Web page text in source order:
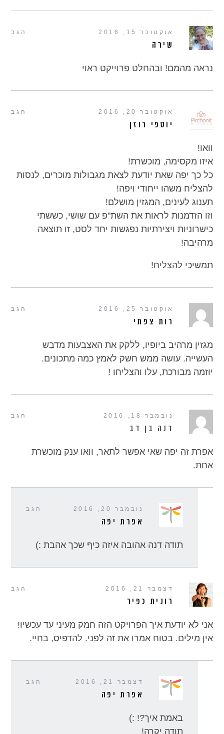
הגב אוקטובר 15, 2016
שירה
נראה מהמם! ובהחלט פרוייקט ראוי
הגב אוקטובר 20, 2016
יוספי רוזן
וואו!
איזו מקסימה, מוכשרת!
כל כך יפה שאת יודעת לצאת מגבולות מוכרים, לנסות
להצליח משהו ייחודי ויפה!
תענוג לעינים, המגזין מושלם!
וזו הזדמנות לראות את השת"פ עם שושי, כששתי
כישרוניות ויצירתיות נפגשות יחד לסט, זו תוצאה
מרהיבה!
תמשיכי להצליח!
הגב אוקטובר 25, 2016
רות צפתי
מגזין מרהיב ביופיו, ללקק את האצבעות מדבש
העשייה. עושה ממש חשק לאמץ כמה מתכונים.
יוזמה מבורכת, עלו והצליחו !
הגב נובמבר 18, 2016
דנה בן דב
אפרת זה יפה שאי אפשר לתאר, וואו ענק מוכשרת
אחת.
הגב נובמבר 20, 2016
אפרת יפה
תודה דנה אהובה איזה כיף שכך אהבת :)
הגב דצמבר 21, 2016
רונית כפיר
אני לא יודעת איך הפרויקט הזה חמק מעיני עד עכשיו!
אין מילים. בטוח אמרו את זה לפני. להדפיס, בחיי.
הגב דצמבר 21, 2016
אפרת יפה
באמת איך?! :)
תודה יקרה!